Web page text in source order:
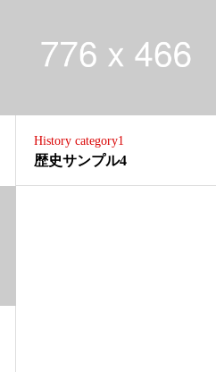
History category1
歴史サンプル4